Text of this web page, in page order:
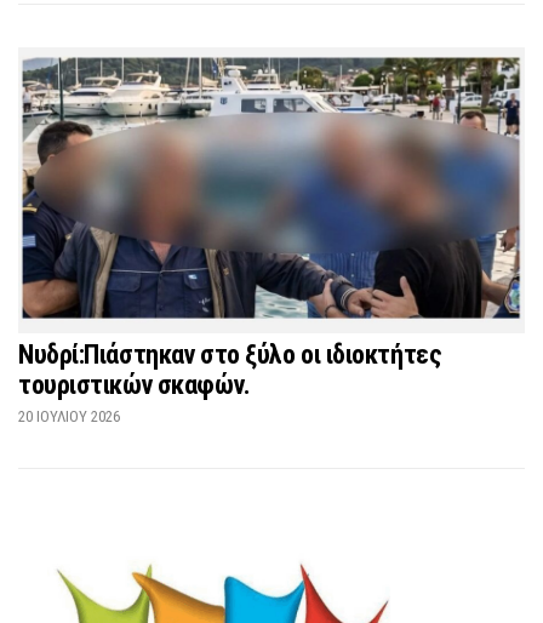
Νυδρί:Πιάστηκαν στο ξύλο οι ιδιοκτήτες
τουριστικών σκαφών.
20 ΙΟΥΛΊΟΥ 2026